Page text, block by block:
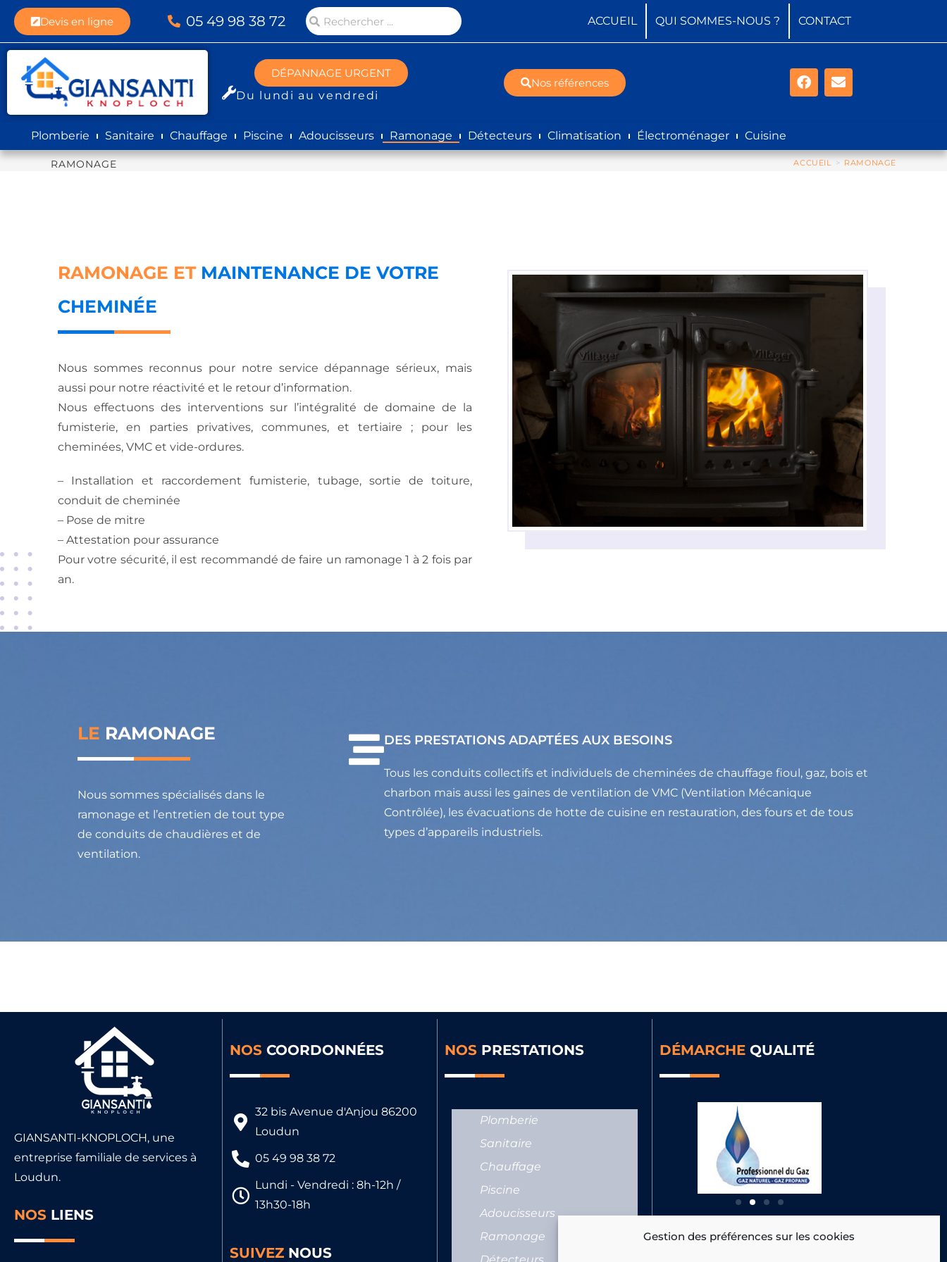
Gestion des préférences sur les cookies
Devis en ligne 05 49 98 38 72 ACCUEIL QUI SOMMES-NOUS ? CONTACT
DÉPANNAGE URGENT
Du lundi au vendredi
Nos références
Plomberie Sanitaire Chauffage Piscine Adoucisseurs Ramonage Détecteurs Climatisation Électroménager Cuisine
RAMONAGE ACCUEIL > RAMONAGE
RAMONAGE ET MAINTENANCE DE VOTRE
CHEMINÉE
Nous sommes reconnus pour notre service dépannage sérieux, mais
aussi pour notre réactivité et le retour d’information.
Nous effectuons des interventions sur l’intégralité de domaine de la
fumisterie, en parties privatives, communes, et tertiaire ; pour les
cheminées, VMC et vide-ordures.
– Installation et raccordement fumisterie, tubage, sortie de toiture,
conduit de cheminée
– Pose de mitre
– Attestation pour assurance
Pour votre sécurité, il est recommandé de faire un ramonage 1 à 2 fois par
an.
LE RAMONAGE
Nous sommes spécialisés dans le
ramonage et l’entretien de tout type
de conduits de chaudières et de
ventilation.
DES PRESTATIONS ADAPTÉES AUX BESOINS
Tous les conduits collectifs et individuels de cheminées de chauffage fioul, gaz, bois et
charbon mais aussi les gaines de ventilation de VMC (Ventilation Mécanique
Contrôlée), les évacuations de hotte de cuisine en restauration, des fours et de tous
types d’appareils industriels.
GIANSANTI-KNOPLOCH, une
entreprise familiale de services à
Loudun.
NOS LIENS
NOS COORDONNÉES
32 bis Avenue d'Anjou 86200
Loudun
05 49 98 38 72
Lundi - Vendredi : 8h-12h /
13h30-18h
SUIVEZ NOUS
NOS PRESTATIONS
Plomberie
Sanitaire
Chauffage
Piscine
Adoucisseurs
Ramonage
DÉMARCHE QUALITÉ
RÉALISATION DU SITE